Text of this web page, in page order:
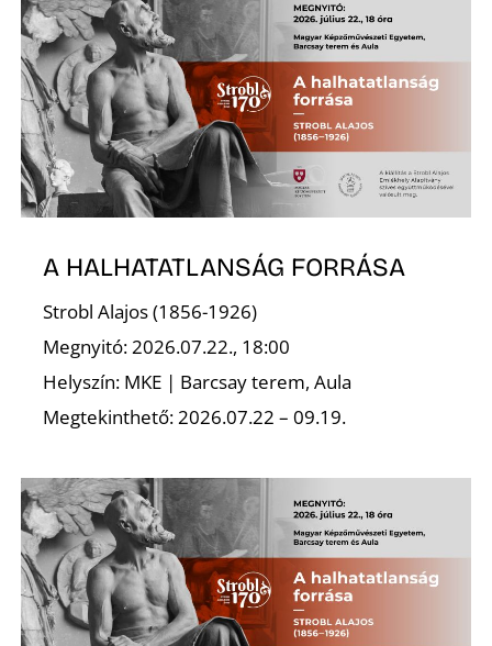
A HALHATATLANSÁG FORRÁSA
Strobl Alajos (1856-1926)
Megnyitó: 2026.07.22., 18:00
Helyszín: MKE | Barcsay terem, Aula
Megtekinthető: 2026.07.22 – 09.19.